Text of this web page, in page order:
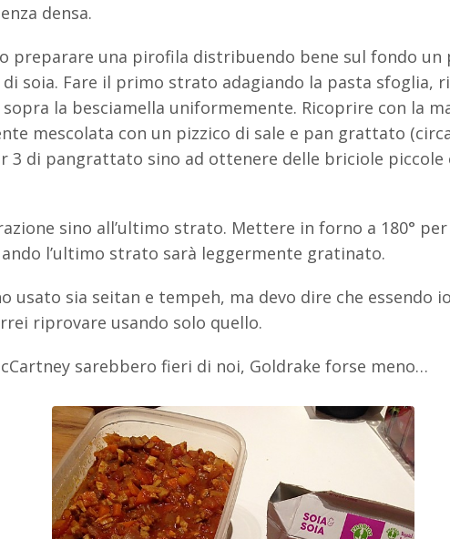
densa.
preparare una pirofila distribuendo bene sul fondo un
di soia. Fare il primo strato adagiando la pasta sfoglia,
la besciamella uniformemente. Ricoprire con la
mescolata con un pizzico di sale e pan grattato
3 di pangrattato sino ad ottenere delle briciole piccole
sino all’ultimo strato. Mettere in forno a 180°
l’ultimo strato sarà leggermente gratinato.
usato sia seitan e tempeh, ma devo dire che essendo
riprovare usando solo quello.
sarebbero fieri di noi, Goldrake forse meno…